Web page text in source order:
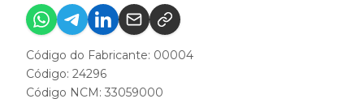
Código do Fabricante: 00004
Código: 24296
Código NCM: 33059000